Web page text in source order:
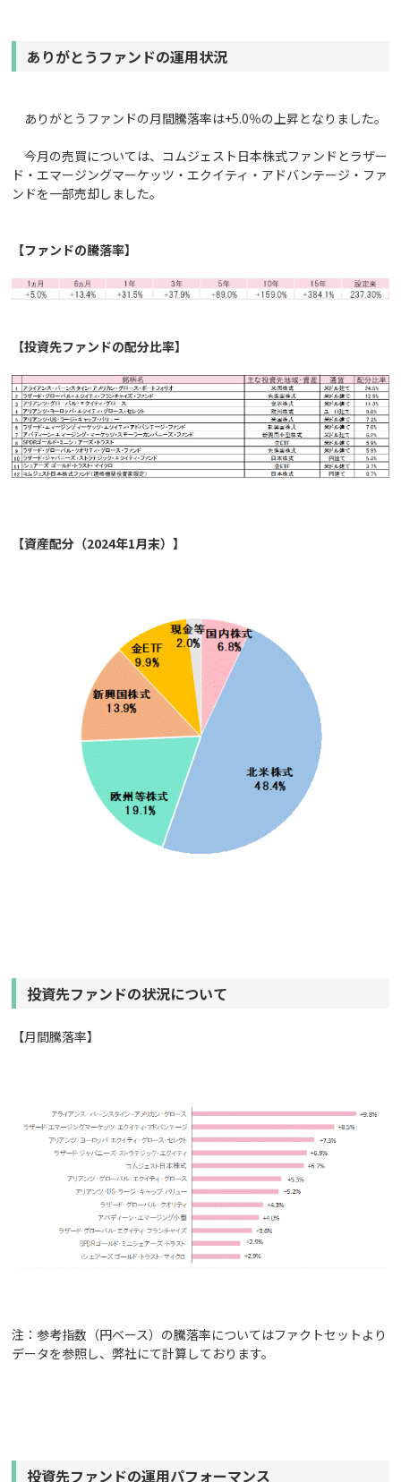
ありがとうファンドの運用状況
ありがとうファンドの月間騰落率は+5.0％の上昇となりました。
今月の売買については、コムジェスト日本株式ファンドとラザー
ド・エマージングマーケッツ・エクイティ・アドバンテージ・ファ
ンドを一部売却しました。
【ファンドの騰落率】
【投資先ファンドの配分比率】
【資産配分（2024年1月末）】
投資先ファンドの状況について
【月間騰落率】
注：参考指数（円ベース）の騰落率についてはファクトセットより
データを参照し、弊社にて計算しております。
投資先ファンドの運用パフォーマンス